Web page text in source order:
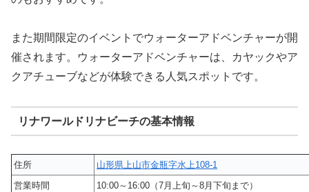
また期間限定のイベントでウォーターアドベンチャーが開
催されます。ウォーターアドベンチャーは、カヤックやア
クアチューブなどが体験できる人気スポットです。
リナワールドリナビーチの基本情報
住所
山形県上山市金瓶字水上108-1
営業時間
10:00～16:00（7月上旬～8月下旬まで）